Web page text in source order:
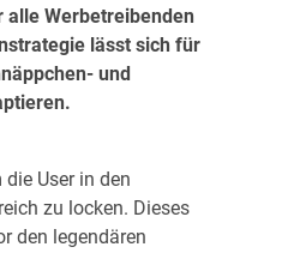
alle Werbetreibenden
lässt sich für
und
User in den
zu locken. Dieses
den legendären